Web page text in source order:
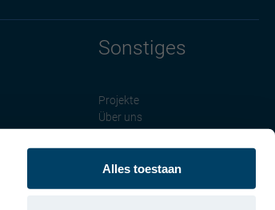
Alles toestaan
Sonstiges
Projekte
Über uns
Cookie Declaration